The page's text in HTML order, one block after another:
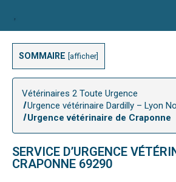
SOMMAIRE afficher
Vétérinaires 2 Toute Urgence
Urgence vétérinaire Dardilly – Lyon
Urgence vétérinaire de Craponne
SERVICE D’URGENCE
CRAPONNE 69290